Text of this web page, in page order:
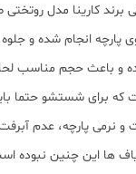
کارینا مدل روتختی
انجام شده و جلوه
که سلامتی شما را تضمین کرده
که برای شستشو حتما
ﻧﺮﻣﯽ پارچه، عدم
ها این چنین نبوده